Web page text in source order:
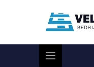
inhoud